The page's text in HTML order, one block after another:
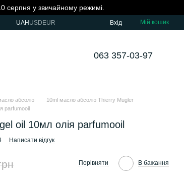
серпня у звичайному режимі.
UAH USD EUR Вхід Мій кошик
063 357-03-97
абсолю
10ml масло абсолю Thierry Mugler
parfumooil
oil 10мл олія parfumooil
Написати відгук
Порівняти В бажання